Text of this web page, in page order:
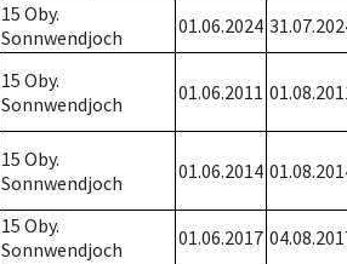
15 Oby.
Sonnwendjoch
01.06.2024
15 Oby.
Sonnwendjoch
01.06.2011
15 Oby.
Sonnwendjoch
01.06.2014
15 Oby.
Sonnwendjoch
01.06.2017